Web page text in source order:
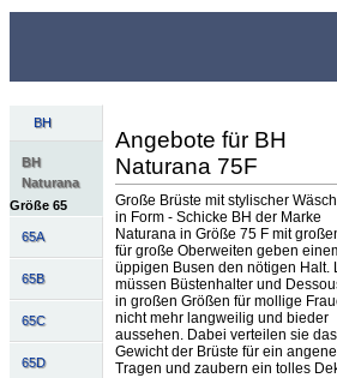
BH
BH
Naturana
Größe 65
65A
65B
65C
65D
Angebote für BH
Naturana 75F
Große Brüste mit stylischer
in Form - Schicke BH der Marke
Naturana in Größe 75 F mit
für große Oberweiten geben
üppigen Busen den nötigen Halt.
müssen Büstenhalter und
in großen Größen für mollige
nicht mehr langweilig und bieder
aussehen. Dabei verteilen sie das
Gewicht der Brüste für ein
Tragen und zaubern ein tolles